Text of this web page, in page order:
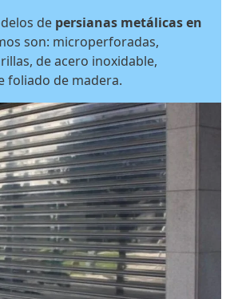
de persianas metálicas en
son: microperforadas,
de acero inoxidable,
foliado de madera.